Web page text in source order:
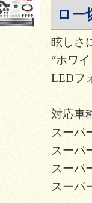
ロー
眩しさ
“ホワ
LEDフ
対応車
スーパ
スーパ
スーパ
スーパ